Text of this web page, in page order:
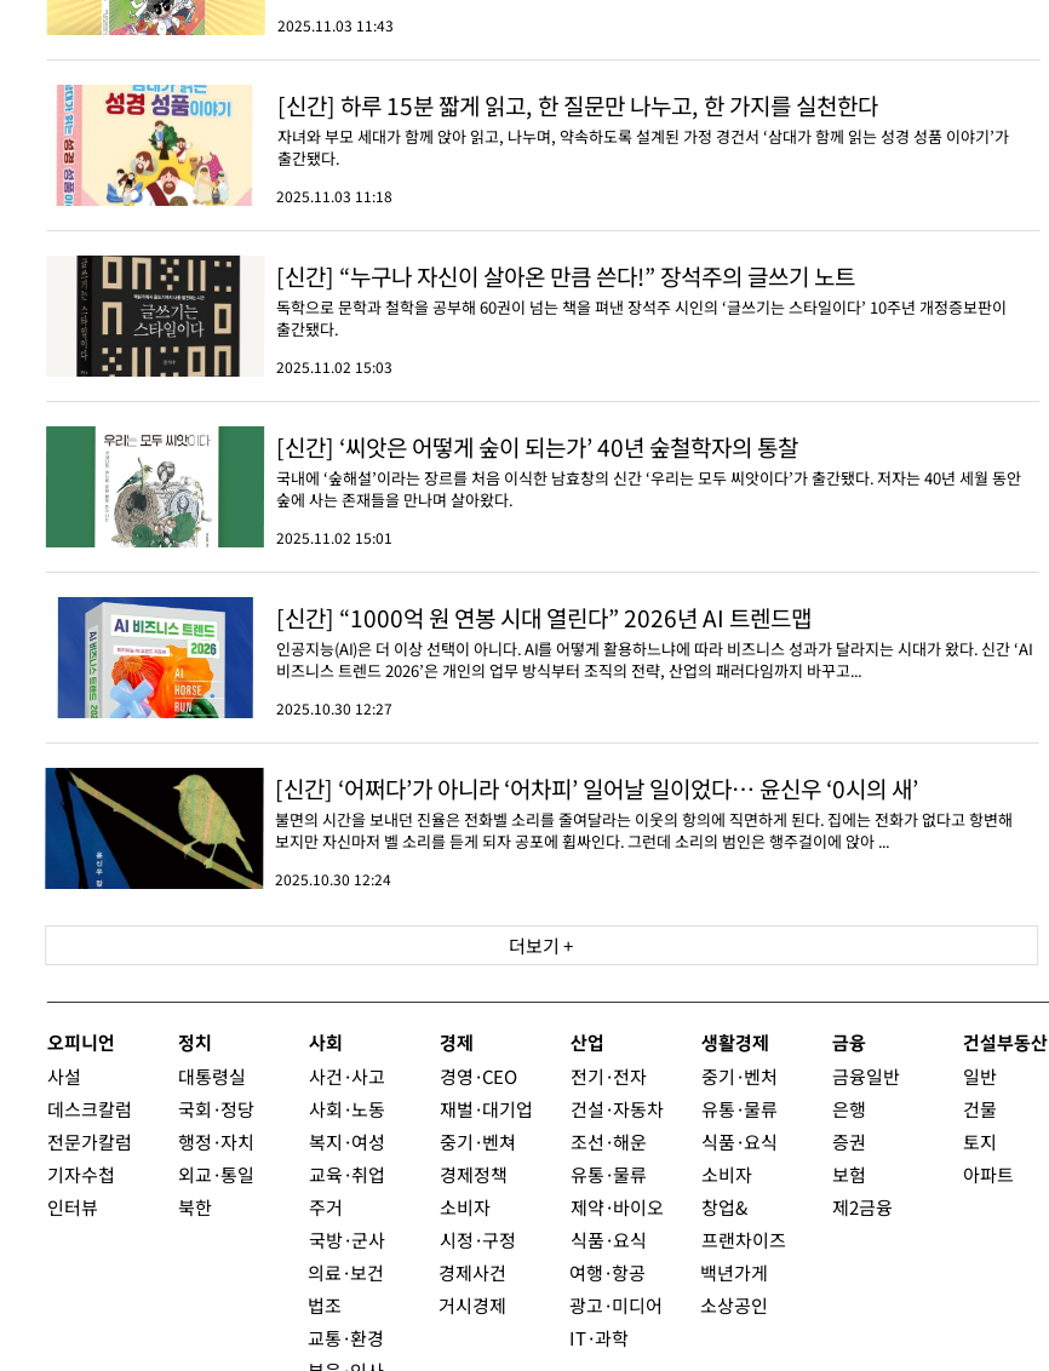
2025.11.03 11:43
[신간] 하루 15분 짧게 읽고, 한 질문만 나누고, 한 가지를 실천한다
자녀와 부모 세대가 함께 앉아 읽고, 나누며, 약속하도록 설계된 가정 경건서 ‘삼대가 함께 읽는 성경 성품 이야기’가
출간됐다.
2025.11.03 11:18
[신간] “누구나 자신이 살아온 만큼 쓴다!” 장석주의 글쓰기 노트
독학으로 문학과 철학을 공부해 60권이 넘는 책을 펴낸 장석주 시인의 ‘글쓰기는 스타일이다’ 10주년 개정증보판이
출간됐다.
2025.11.02 15:03
[신간] ‘씨앗은 어떻게 숲이 되는가’ 40년 숲철학자의 통찰
국내에 ‘숲해설’이라는 장르를 처음 이식한 남효창의 신간 ‘우리는 모두 씨앗이다’가 출간됐다. 저자는 40년 세월 동안
숲에 사는 존재들을 만나며 살아왔다.
2025.11.02 15:01
[신간] “1000억 원 연봉 시대 열린다” 2026년 AI 트렌드맵
인공지능(AI)은 더 이상 선택이 아니다. AI를 어떻게 활용하느냐에 따라 비즈니스 성과가 달라지는 시대가 왔다. 신간 ‘AI
비즈니스 트렌드 2026’은 개인의 업무 방식부터 조직의 전략, 산업의 패러다임까지 바꾸고...
2025.10.30 12:27
[신간] ‘어쩌다’가 아니라 ‘어차피’ 일어날 일이었다… 윤신우 ‘0시의 새’
불면의 시간을 보내던 진율은 전화벨 소리를 줄여달라는 이웃의 항의에 직면하게 된다. 집에는 전화가 없다고 항변해
보지만 자신마저 벨 소리를 듣게 되자 공포에 휩싸인다. 그런데 소리의 범인은 행주걸이에 앉아 ...
2025.10.30 12:24
더보기 +
오피니언
사설
데스크칼럼
전문가칼럼
기자수첩
인터뷰
정치
대통령실
국회·정당
행정·자치
외교·통일
북한
사회
사건·사고
사회·노동
복지·여성
교육·취업
주거
국방·군사
의료·보건
법조
교통·환경
경제
경영·CEO
재벌·대기업
중기·벤쳐
경제정책
소비자
시정·구정
경제사건
거시경제
산업
전기·전자
건설·자동차
조선·해운
유통·물류
제약·바이오
식품·요식
여행·항공
광고·미디어
IT·과학
생활경제
중기·벤처
유통·물류
식품·요식
소비자
창업&
프랜차이즈
백년가게
소상공인
금융
금융일반
은행
증권
보험
제2금융
건설부동산
일반
건물
토지
아파트